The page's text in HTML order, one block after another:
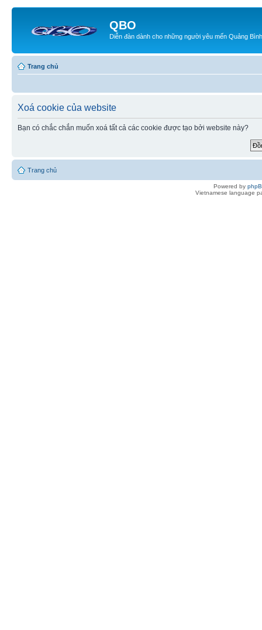
QBO
Diễn đàn dành cho những người yêu mến Quảng Bình
Trang chủ
Xoá cookie của website
Bạn có chắc chắn muốn xoá tất cả các cookie được tạo bởi website này?
Trang chủ
Powered by
Vietnamese language